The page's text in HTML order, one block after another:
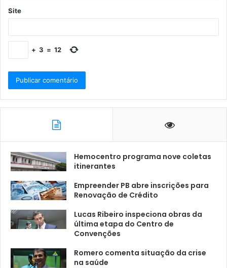
Site
+ 3 = 12
Hemocentro programa nove coletas
itinerantes
Empreender PB abre inscrições para
Renovação de Crédito
Lucas Ribeiro inspeciona obras da
última etapa do Centro de
Convenções
Romero comenta situação da crise
na saúde